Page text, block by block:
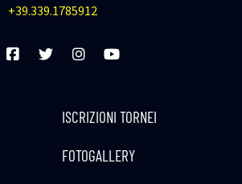
+39.339.1785912
ISCRIZIONI TORNEI
FOTOGALLERY